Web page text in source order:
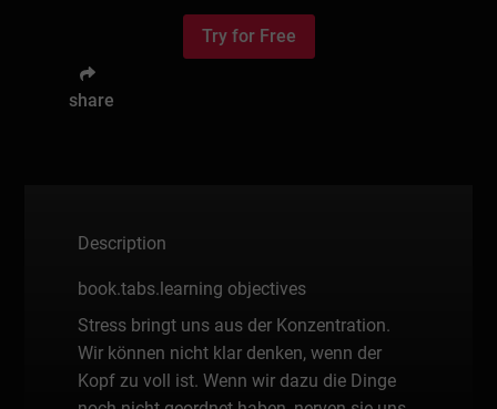
Try for Free
share
Description
book.tabs.learning objectives
Stress bringt uns aus der Konzentration.
Wir können nicht klar denken, wenn der
Kopf zu voll ist. Wenn wir dazu die Dinge